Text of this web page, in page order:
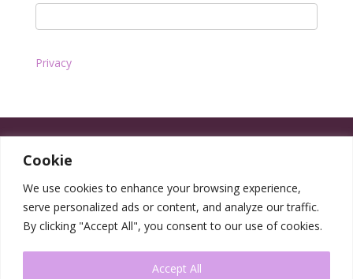
Cookie
We use cookies to enhance your browsing experience,
serve personalized ads or content, and analyze our traffic.
By clicking "Accept All", you consent to our use of cookies.
Accept All
Privacy